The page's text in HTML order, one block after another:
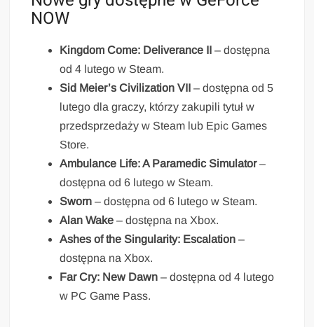
NOW
Kingdom Come: Deliverance II – dostępna
od 4 lutego w Steam.
Sid Meier’s Civilization VII – dostępna od 5
lutego dla graczy, którzy zakupili tytuł w
przedsprzedaży w Steam lub Epic Games
Store.
Ambulance Life: A Paramedic Simulator–
dostępna od 6 lutego w Steam.
Sworn – dostępna od 6 lutego w Steam.
Alan Wake – dostępna na Xbox.
Ashes of the Singularity: Escalation –
dostępna na Xbox.
Far Cry: New Dawn – dostępna od 4 lutego
w PC Game Pass.